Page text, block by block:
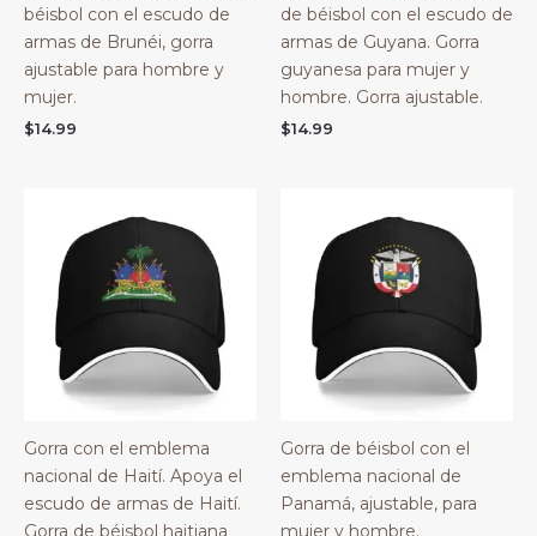
béisbol con el escudo de
armas de Brunéi, gorra
ajustable para hombre y
mujer.
$14.99
de béisbol con el escudo de
armas de Guyana. Gorra
guyanesa para mujer y
hombre. Gorra ajustable.
$14.99
Gorra con el emblema
nacional de Haití. Apoya el
escudo de armas de Haití.
Gorra de béisbol haitiana
Gorra de béisbol con el
emblema nacional de
Panamá, ajustable, para
mujer y hombre.